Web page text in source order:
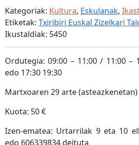
Kategoriak: Kultura, Eskulanak,
Etiketak: Txiribiri Euskal Zizelkari
Ikustaldiak: 5450
Ordutegia: 09:00 – 11:00 / 11:00 –
edo 17:30 19:30
Martxoaren 29 arte (asteazkenetan)
Kuota: 50 €
Izen-ematea: Urtarrilak 9 eta 10
edo 606339834 deituta